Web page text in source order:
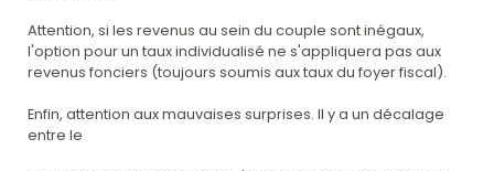
Attention, si les revenus au sein du couple sont inégaux,
l'option pour un taux individualisé ne s'appliquera pas aux
revenus fonciers (toujours soumis aux taux du foyer fiscal).
Enfin, attention aux mauvaises surprises. Il y a un décalage
entre le